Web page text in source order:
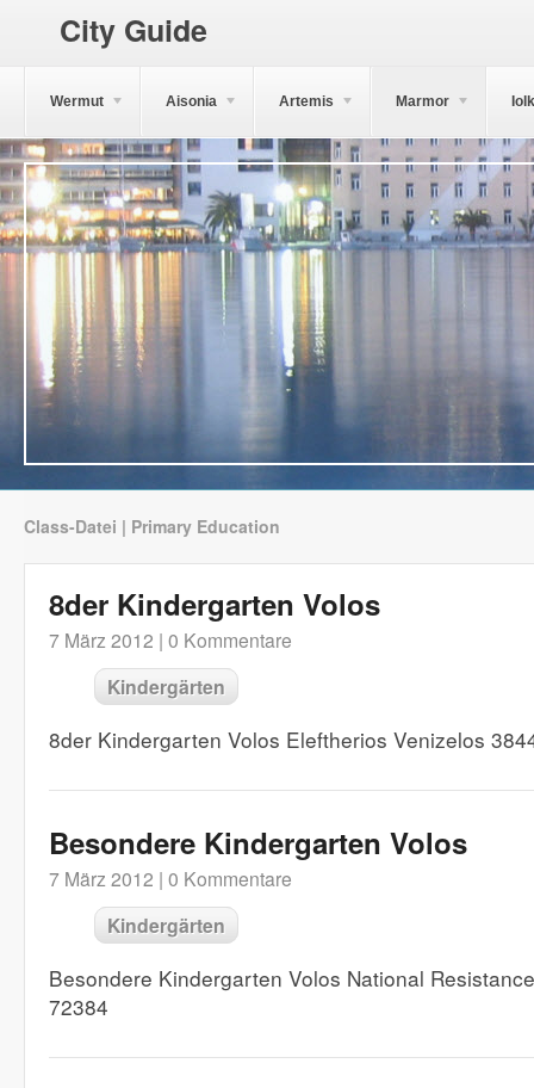
City Guide
Wermut Aisonia Artemis Marmor
Class-Datei | Primary Education
8der Kindergarten Volos
7 März 2012 | 0 Kommentare
Kindergärten
8der Kindergarten Volos Eleftherios Venizelos
Besondere Kindergarten Volos
7 März 2012 | 0 Kommentare
Kindergärten
Besondere Kindergarten Volos National
72384